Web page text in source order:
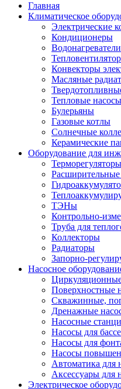
Главная
Климатическое
Электрические
Кондиционеры
Водонагреватели
Конвекторы
Масляные
Тепловые насосы
Булерьяны
Газовые котлы
Солнечные
Керамические
Оборудование для
Терморегуляторы
Расширительные
ТЭНы
Контрольно-
Труба для
Коллекторы
Радиаторы
Запорно-
Насосное
Поверхностные
Скважинные,
Дренажные
Насосные
Насосы для
Насосы для
Насосы
Автоматика для
Аксессуары для
Электрическое